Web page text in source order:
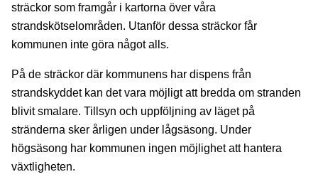
sträckor som framgår i kartorna över våra
strandskötselområden. Utanför dessa sträckor får
kommunen inte göra något alls.
På de sträckor där kommunens har dispens från
strandskyddet kan det vara möjligt att bredda om stranden
blivit smalare. Tillsyn och uppföljning av läget på
stränderna sker årligen under lågsäsong. Under
högsäsong har kommunen ingen möjlighet att hantera
växtligheten.